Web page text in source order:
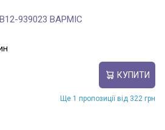
939023 BAPMIC
КУПИТИ
Ще 1 пропозиції від 322 грн